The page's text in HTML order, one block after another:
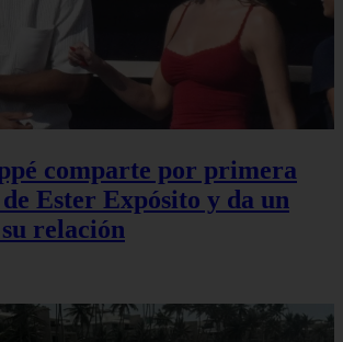
comparte por primera
Ester Expósito y da un
relación